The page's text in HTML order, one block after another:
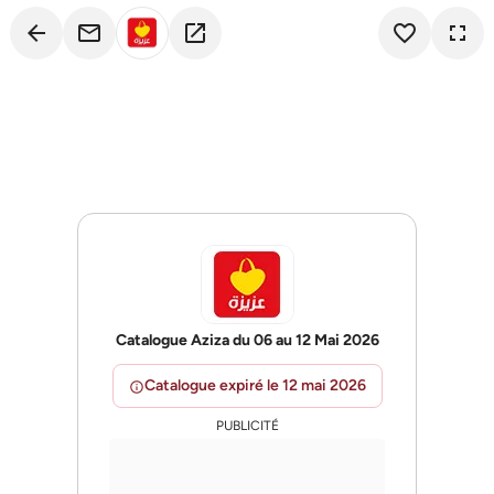
arrow_back email open_in_new favorite_border fullscreen
Catalogue Aziza du 06 au 12 Mai 2026
infoCatalogue expiré le 12 mai 2026
PUBLICITÉ